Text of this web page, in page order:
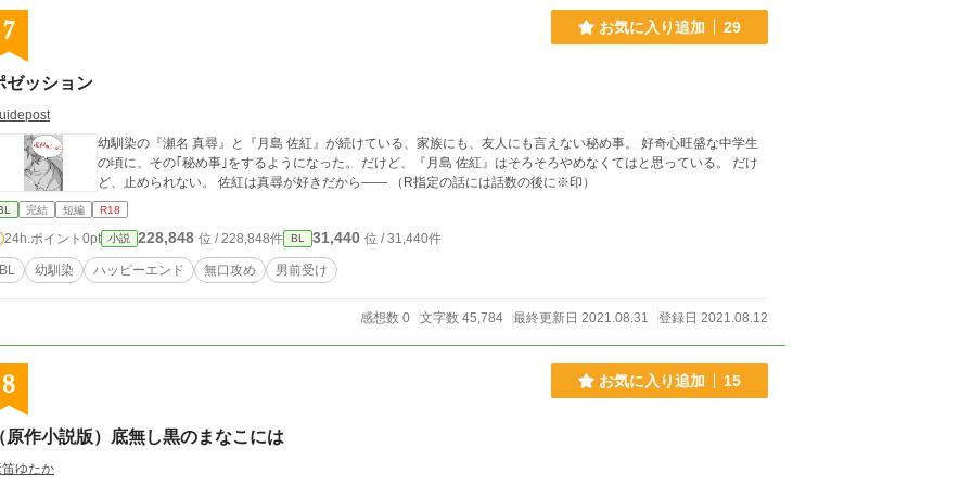
7 お気に入り追加 29
ゼッション
幼馴染の『瀬名 真尋』と『月島 佐紅』が続けている、家族にも、友人にも言えない秘め事。 好奇心旺盛な中学生
の頃に、その｢秘め事｣をするようになった。 だけど、『月島 佐紅』はそろそろやめなくてはと思っている。 だけ
ど、止められない。 佐紅は真尋が好きだから―― （R指定の話には話数の後に※印）
完結 短編 R18
24h.ポイント 0pt 小説 228,848 位 / 228,848件 BL 31,440 位 / 31,440件
BL 幼馴染 ハッピーエンド 無口攻め 男前受け
感想数 0 文字数 45,784 最終更新日 2021.08.31 登録日 2021.08.12
8 お気に入り追加 15
原作小説版）底無し黒のまなこには
ゆたか